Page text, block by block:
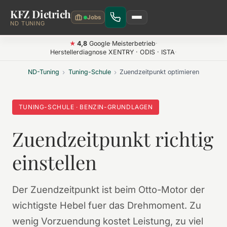
Zum Hauptinhalt springen
KFZ Dietrich
ND TUNING
★ 4,8Google·Meisterbetrieb·
Herstellerdiagnose XENTRY · ODIS · ISTA·
ND-Tuning › Tuning-Schule › Zuendzeitpunkt optimieren
TUNING-SCHULE · BENZIN-GRUNDLAGEN
Zuendzeitpunkt richtig
einstellen
Der Zuendzeitpunkt ist beim Otto-Motor der
wichtigste Hebel fuer das Drehmoment. Zu
wenig Vorzuendung kostet Leistung, zu viel